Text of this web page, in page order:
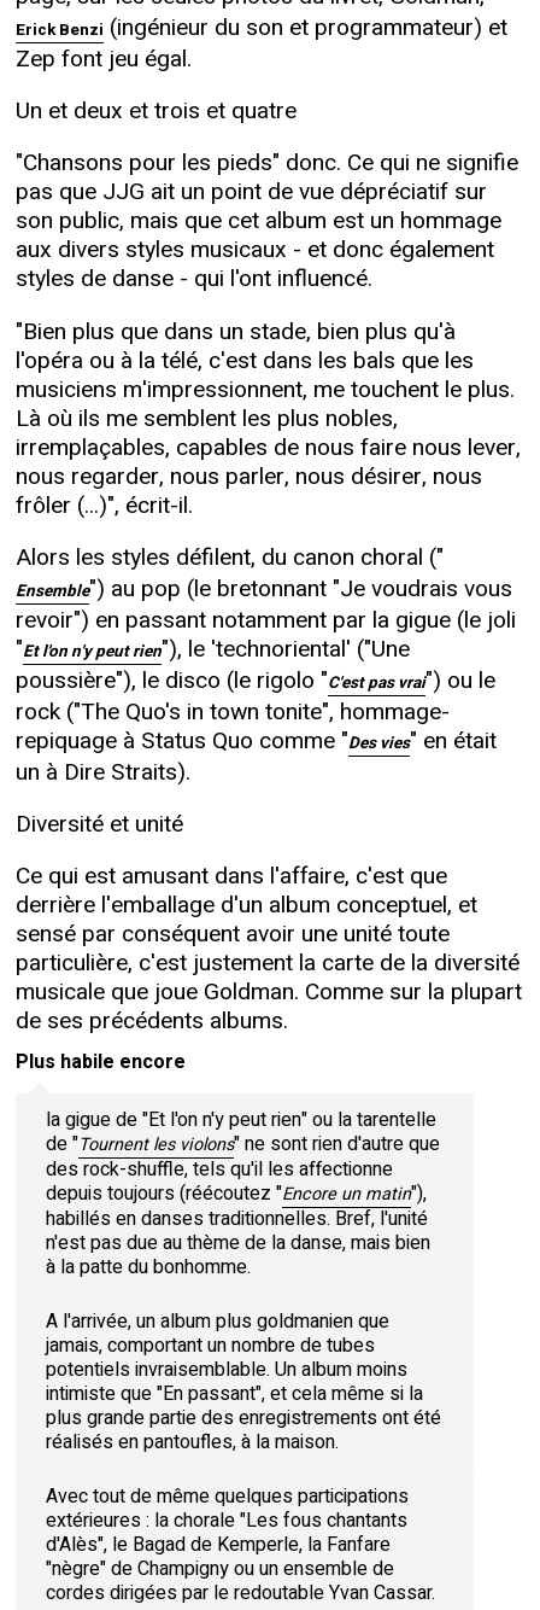
Erick Benzi (ingénieur du son et programmateur) et
Zep font jeu égal.
Un et deux et trois et quatre
"Chansons pour les pieds" donc. Ce qui ne signifie
pas que JJG ait un point de vue dépréciatif sur
son public, mais que cet album est un hommage
aux divers styles musicaux - et donc également
styles de danse - qui l'ont influencé.
"Bien plus que dans un stade, bien plus qu'à
l'opéra ou à la télé, c'est dans les bals que les
musiciens m'impressionnent, me touchent le plus.
Là où ils me semblent les plus nobles,
irremplaçables, capables de nous faire nous lever,
nous regarder, nous parler, nous désirer, nous
frôler (...)", écrit-il.
Alors les styles défilent, du canon choral ("
Ensemble") au pop (le bretonnant "Je voudrais vous
revoir") en passant notamment par la gigue (le joli
"Et l'on n'y peut rien"), le 'technoriental' ("Une
poussière"), le disco (le rigolo "C'est pas vrai") ou le
rock ("The Quo's in town tonite", hommage-
repiquage à Status Quo comme "Des vies" en était
un à Dire Straits).
Diversité et unité
Ce qui est amusant dans l'affaire, c'est que
derrière l'emballage d'un album conceptuel, et
sensé par conséquent avoir une unité toute
particulière, c'est justement la carte de la diversité
musicale que joue Goldman. Comme sur la plupart
de ses précédents albums.
Plus habile encore
la gigue de "Et l'on n'y peut rien" ou la tarentelle
de "Tournent les violons" ne sont rien d'autre que
des rock-shuffle, tels qu'il les affectionne
depuis toujours (réécoutez "Encore un matin"),
habillés en danses traditionnelles. Bref, l'unité
n'est pas due au thème de la danse, mais bien
à la patte du bonhomme.
A l'arrivée, un album plus goldmanien que
jamais, comportant un nombre de tubes
potentiels invraisemblable. Un album moins
intimiste que "En passant", et cela même si la
plus grande partie des enregistrements ont été
réalisés en pantoufles, à la maison.
Avec tout de même quelques participations
extérieures : la chorale "Les fous chantants
d'Alès", le Bagad de Kemperle, la Fanfare
"nègre" de Champigny ou un ensemble de
cordes dirigées par le redoutable Yvan Cassar.